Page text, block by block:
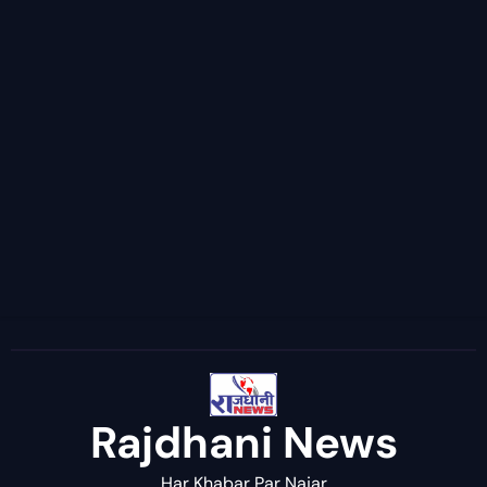
Rajdhani News